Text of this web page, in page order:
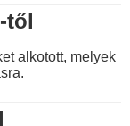
től
alkotott, melyek